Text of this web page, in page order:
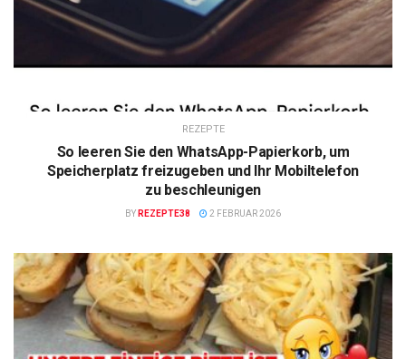
REZEPTE
So leeren Sie den WhatsApp-Papierkorb, um
Speicherplatz freizugeben und Ihr Mobiltelefon
zu beschleunigen
BY REZEPTE38 2 FEBRUAR 2026